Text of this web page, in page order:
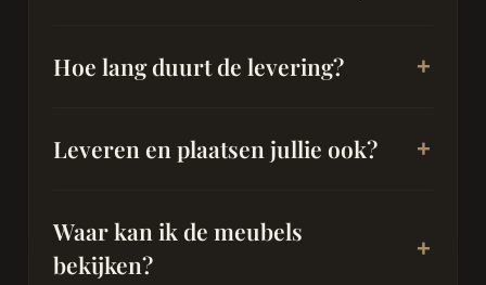
Hoe lang duurt de levering?
Leveren en plaatsen jullie ook?
Waar kan ik de meubels
bekijken?